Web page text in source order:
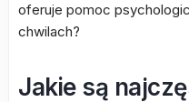
oferuje pomoc
chwilach?
Jakie są